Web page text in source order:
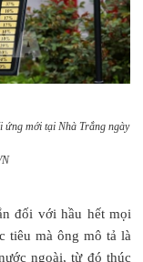
ứng mới tại Nhà Trắng ngày
đối với hầu hết mọi
tiêu mà ông mô tả là
ngoài, từ đó thúc